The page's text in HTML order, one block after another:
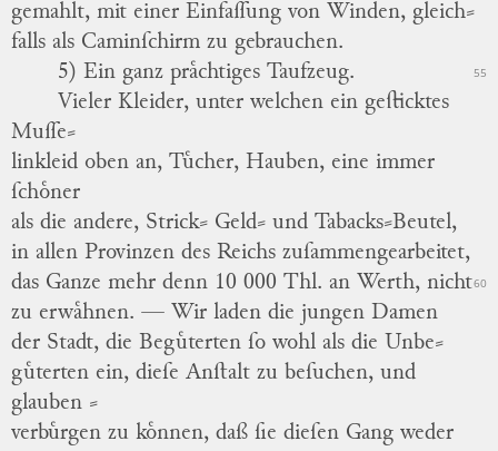
gemahlt, mit einer Einfaſſung von Winden, gleich⸗
falls als Caminſchirm zu gebrauchen.
5) Ein ganz praͤchtiges Taufzeug.
55
Vieler Kleider, unter welchen ein geſticktes
Muſſe⸗
linkleid oben an, Tuͤcher, Hauben, eine immer
ſchoͤner
als die andere, Strick⸗ Geld⸗ und Tabacks⸗Beutel,
in allen Provinzen des Reichs zuſammengearbeitet,
das Ganze mehr denn 10 000 Thl. an Werth, nicht60
zu erwaͤhnen. — Wir laden die jungen Damen
der Stadt, die Beguͤterten ſo wohl als die Unbe⸗
guͤterten ein, dieſe Anſtalt zu beſuchen, und
glauben ⸗
verbuͤrgen zu koͤnnen, daß ſie dieſen Gang weder